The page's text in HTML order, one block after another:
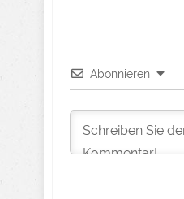
Abonnieren